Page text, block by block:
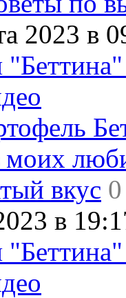
2023 в
вкус 0
в